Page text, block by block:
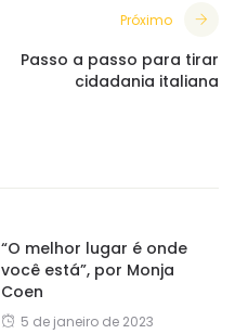
Próximo
Passo a passo para tirar
cidadania italiana
“O melhor lugar é onde
você está”, por Monja
Coen
5 de janeiro de 2023